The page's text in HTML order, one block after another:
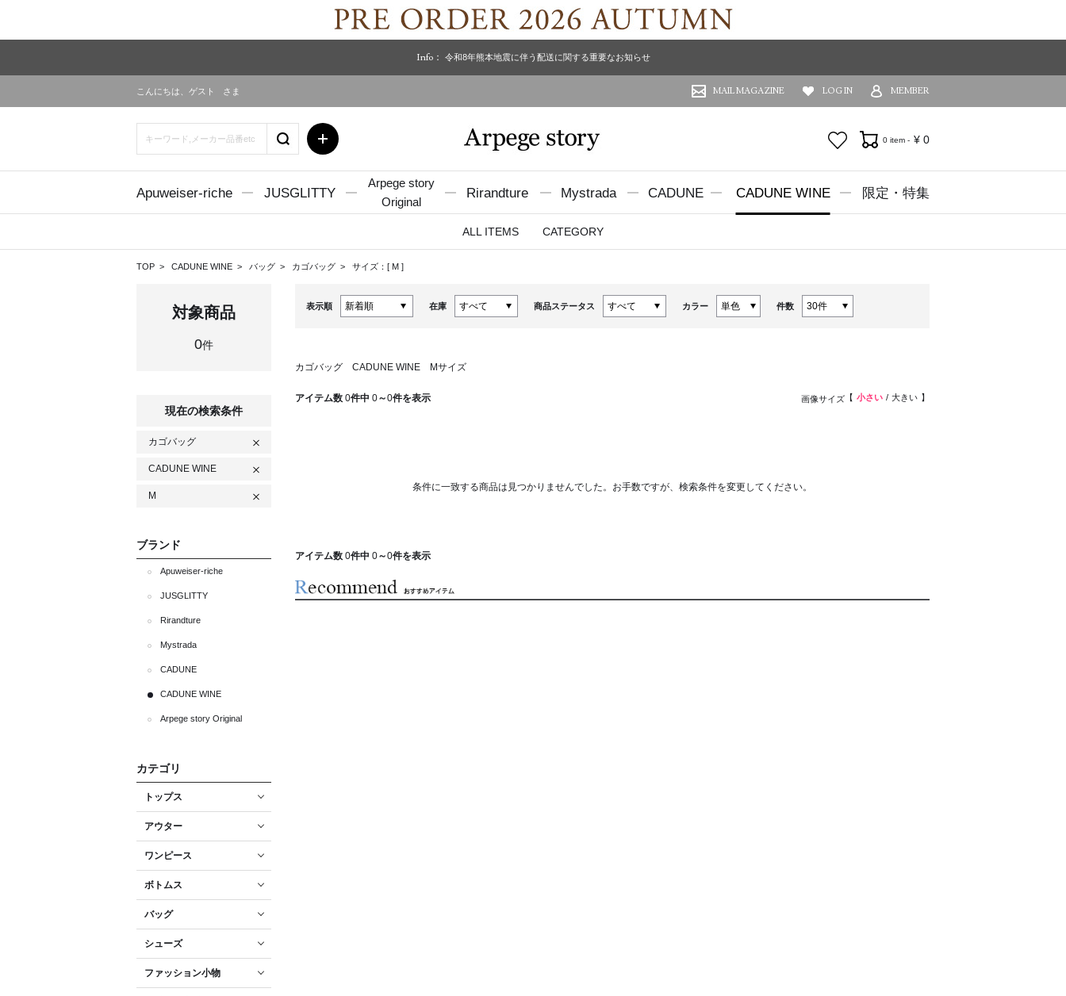
Info： 令和8年熊本地震に伴う配送に関する重要なお知らせ
こんにちは、 ゲスト さま MAIL MAGAZINE LOG IN MEMBER
お気に入り0 item - ¥ 0
Apuweiser-riche JUSGLITTY
Arpege story
Original
Rirandture Mystrada CADUNE CADUNE WINE 限定・特集
ALL ITEMS CATEGORY
TOP CADUNE WINE バッグ カゴバッグ サイズ：[ M ]
対象商品
0件
現在の検索条件
カゴバッグ
CADUNE WINE
M
ブランド
Apuweiser-riche
JUSGLITTY
Rirandture
Mystrada
CADUNE
CADUNE WINE
Arpege story Original
カテゴリ
トップス
アウター
ワンピース
ボトムス
バッグ
シューズ
ファッション小物
表示順 在庫 商品ステータス カラー 件数
カゴバッグ CADUNE WINE Mサイズ
アイテム数 0件中 0～0件を表示 画像サイズ 小さい 大きい
条件に一致する商品は見つかりませんでした。お手数ですが、検索条件を変更してください。
アイテム数 0件中 0～0件を表示